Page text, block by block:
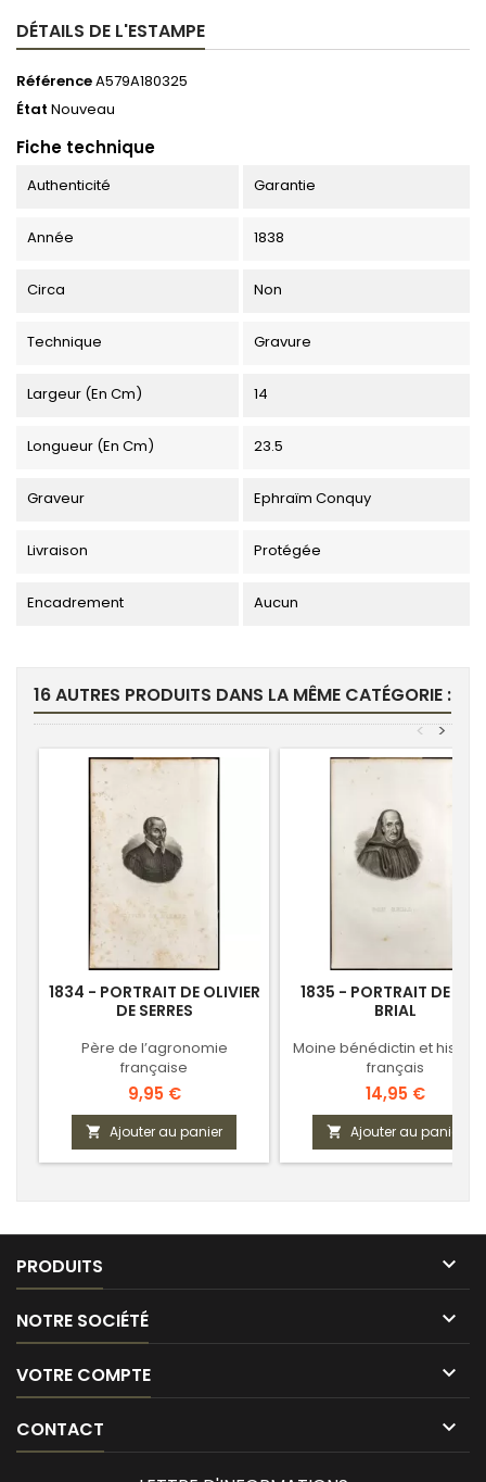
DÉTAILS DE L'ESTAMPE
RéférenceA579A180325
État Nouveau
Fiche technique
Authenticité Garantie
Année 1838
Circa Non
Technique Gravure
Largeur (en Cm) 14
Longueur (en Cm) 23.5
Graveur Ephraïm Conquy
Livraison Protégée
Encadrement Aucun
16 AUTRES PRODUITS DANS LA MÊME CATÉGORIE :
>
<
1834 - PORTRAIT DE OLIVIER
DE SERRES
Père de l’agronomie
française
Prix
9,95 €
 Ajouter au panier
1835 - PORTRAIT DE
BRIAL
Moine bénédictin et
français
Prix
14,95 €
 Ajouter au panier
PRODUITS 
NOTRE SOCIÉTÉ 
VOTRE COMPTE 
CONTACT 